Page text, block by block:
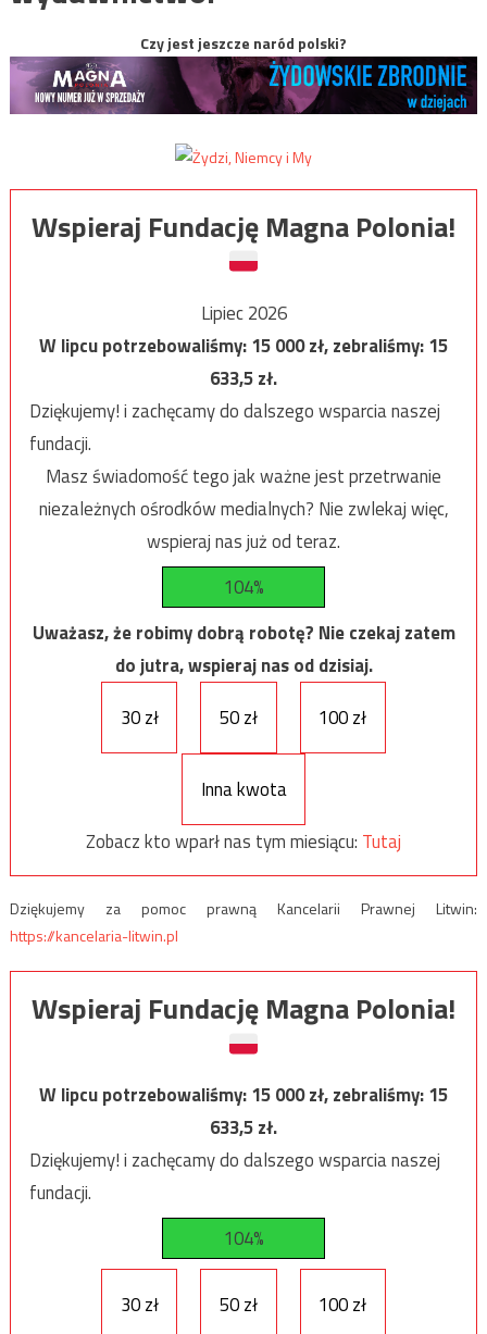
Czy jest jeszcze naród polski?
Wspieraj Fundację Magna Polonia!
Lipiec 2026
W lipcu potrzebowaliśmy:15 000zł, zebraliśmy:15
633,5zł.
Dziękujemy! i zachęcamy do dalszego wsparcia naszej
fundacji.
Masz świadomość tego jak ważne jest przetrwanie
niezależnych ośrodków medialnych? Nie zwlekaj więc,
wspieraj nas już od teraz.
104%
Uważasz, że robimy dobrą robotę? Nie czekaj zatem
do jutra, wspieraj nas od dzisiaj.
30 zł
50 zł 100 zł
Inna kwota
Zobacz kto wparł nas tym miesiącu: Tutaj
Dziękujemy za pomoc prawną Kancelarii Prawnej Litwin:
https://kancelaria-litwin.pl
Wspieraj Fundację Magna Polonia!
W lipcu potrzebowaliśmy:15 000zł, zebraliśmy:15
633,5zł.
Dziękujemy! i zachęcamy do dalszego wsparcia naszej
fundacji.
104%
30 zł 50 zł 100 zł